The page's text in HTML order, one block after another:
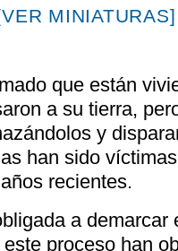
MINIATURAS]
que están
a su tierra,
y
han sido
recientes.
a demarcar
proceso han